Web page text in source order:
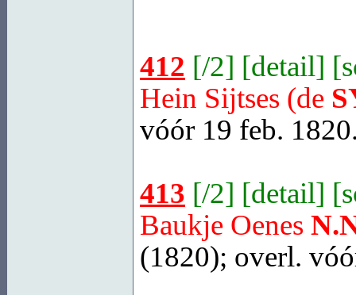
412 [/2] [detail] [
Hein Sijtses (de
vóór 19 feb.
413 [/2] [detail] [
Baukje Oenes
(1820); overl.